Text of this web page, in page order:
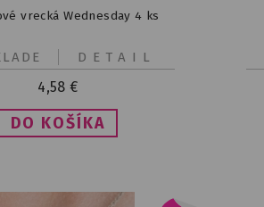
vrecká Wednesday 4 ks
4,58 €
DETAIL